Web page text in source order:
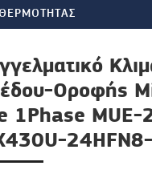
Οροφής
1Phase MUE-